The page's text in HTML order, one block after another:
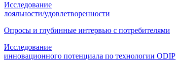
Исследование
лояльности/удовлетворенности
Опросы и глубинные интервью с потребителями
Исследование
инновационного потенциала по технологии ODIP